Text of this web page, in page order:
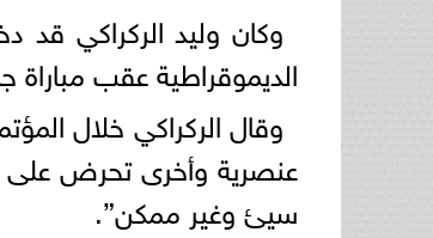
وكان وليد الركراكي
الديموقراطية عقب مباراة
وقال الركراكي خلال
عنصرية وأخرى تحرض على
سيئ وغير ممكن”.